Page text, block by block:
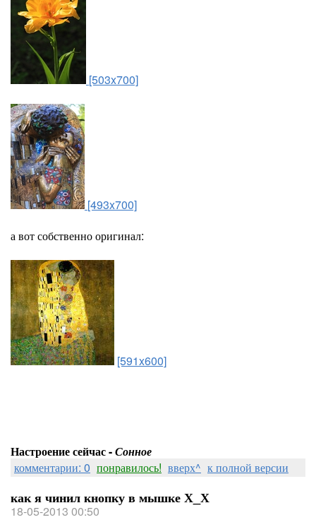
[503x700]
[493x700]
а вот собственно оригинал:
[591x600]
Настроение сейчас -Сонное
комментарии: 0 понравилось! вверх^ к полной версии
как я чинил кнопку в мышке Х_Х
18-05-2013 00:50